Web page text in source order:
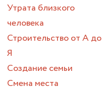
Утрата близкого
человека
Строительство от А до
Я
Создание семьи
Смена места